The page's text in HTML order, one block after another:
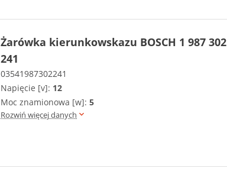
Żarówka kierunkowskazu BOSCH 1 987 302
241
03541987302241
Napięcie [v]: 12
Moc znamionowa [w]: 5
Rozwiń więcej danych